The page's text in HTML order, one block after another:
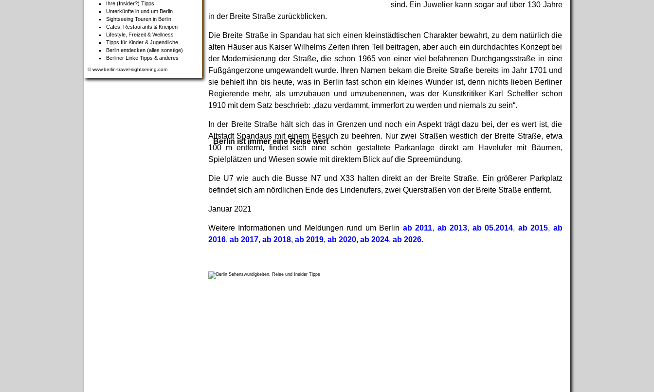
sind. Ein Juwelier kann sogar auf über 130 Jahre
in der Breite Straße zurückblicken.
Die Breite Straße in Spandau hat sich einen kleinstädtischen Charakter bewahrt, zu dem natürlich die
alten Häuser aus Kaiser Wilhelms Zeiten ihren Teil beitragen, aber auch ein durchdachtes Konzept bei
der Modernisierung der Straße, die schon 1965 von einer viel befahrenen Durchgangsstraße in eine
Fußgängerzone umgewandelt wurde. Ihren Namen bekam die Breite Straße bereits im Jahr 1701 und
sie behielt ihn bis heute, was in Berlin fast schon ein kleines Wunder ist, denn nichts lieben Berliner
Regierende mehr, als umzubauen und umzubenennen, was der Kunstkritiker Karl Scheffler schon
1910 mit dem Satz beschrieb: „dazu verdammt, immerfort zu werden und niemals zu sein“.
In der Breite Straße hält sich das in Grenzen und noch ein Aspekt trägt dazu bei, der es wert ist, die
Altstadt Spandaus mit einem Besuch zu beehren. Nur zwei Straßen westlich der Breite Straße, etwa
100 m entfernt, findet sich eine schön gestaltete Parkanlage direkt am Havelufer mit Bäumen,
Spielplätzen und Wiesen sowie mit direktem Blick auf die Spreemündung.
Die U7 wie auch die Busse N7 und X33 halten direkt an der Breite Straße. Ein größerer Parkplatz
befindet sich am nördlichen Ende des Lindenufers, zwei Querstraßen von der Breite Straße entfernt.
Januar 2021
Weitere Informationen und Meldungen rund um Berlin ab 2011, ab 2013, ab 05.2014, ab 2015, ab
2016, ab 2017, ab 2018, ab 2019, ab 2020, ab 2024, ab 2026.
Berlin ist immer eine Reise wert
Ihre (Insider?) Tipps
Unterkünfte in und um Berlin
Sightseeing Touren in Berlin
Cafes, Restaurants & Kneipen
Lifestyle, Freizeit & Wellness
Tipps für Kinder & Jugendliche
Berlin entdecken (alles sonstige)
Berliner Linke Tipps & anderes
© www.berlin-travel-sightseeing.com